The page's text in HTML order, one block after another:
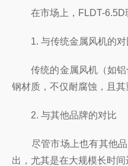
在市场上，FLDT-6.5D玻
1. 与传统金属风机的对
传统的金属风机（如铝合
钢材质，不仅耐腐蚀，且
2. 与其他品牌的对比
尽管市场上也有其他品
出，尤其是在大规模长时